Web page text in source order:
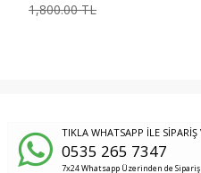
1,800.00 TL
TIKLA WHATSAPP İLE SİPARİŞ
0535 265 7347
7x24 Whatsapp Üzerinden de